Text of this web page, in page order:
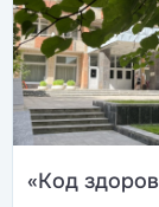
«Код